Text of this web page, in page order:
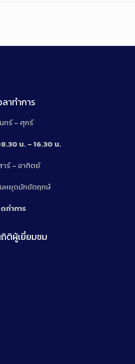
ลาทำการ
ทร์ – ศุกร์
น. – 16.30 น.
าร์ – อาทิตย์
หยุดนักขัตฤกษ์
ทำการ
ติผู้เยี่ยมชม